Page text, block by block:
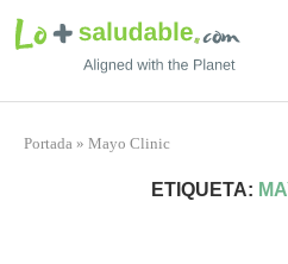
Portada » Mayo Clinic
ETIQUETA: